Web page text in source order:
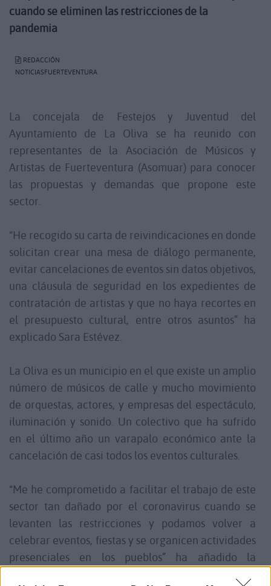
cuando se eliminen las restricciones de la
pandemia
REDACCIÓN
NOTICIASFUERTEVENTURA
La concejala de Festejos y Juventud del
Ayuntamiento de La Oliva se ha reunido con
representantes de la Asociación de Músicos y
Artistas de Fuerteventura (Asomuar) para conocer
las propuestas y demandas que propone este
sector.
“He recogido su carta de reivindicaciones en donde
solicitan crear una mesa de diálogo permanente,
evitar cancelaciones de eventos sin datos objetivos,
una cláusula de seguridad en los expedientes de
contratación de artistas y que no haya recortes en
el presupuesto cultural, entre otros asuntos” ha
explicado Sara Estévez.
La Oliva es un municipio en el que existe un amplio
número de músicos de calle y mucho movimiento
de orquestas, actores, y empresas del espectáculo,
iluminación y sonido. Un colectivo que ha sufrido
en el último año un varapalo económico ante la
cancelación de casi todos los eventos culturales.
“Me he comprometido a facilitar el trabajo de este
sector tan dañado por el coronavirus cuando se
levanten las restricciones y podamos volver a
celebrar eventos, fiestas y se organicen actividades
presenciales en los pueblos” ha añadido la